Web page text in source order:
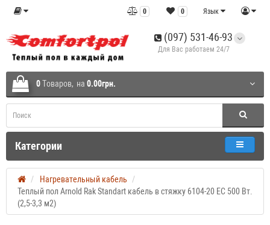
Язык
0
0
(097) 531-46-93
Для Вас работаем 24/7
0Tоваров, на 0.00грн.
Категории
Нагревательный кабель
Теплый пол Arnold Rak Standart кабель в стяжку 6104-20 EC 500 Вт.
(2,5-3,3 м2)